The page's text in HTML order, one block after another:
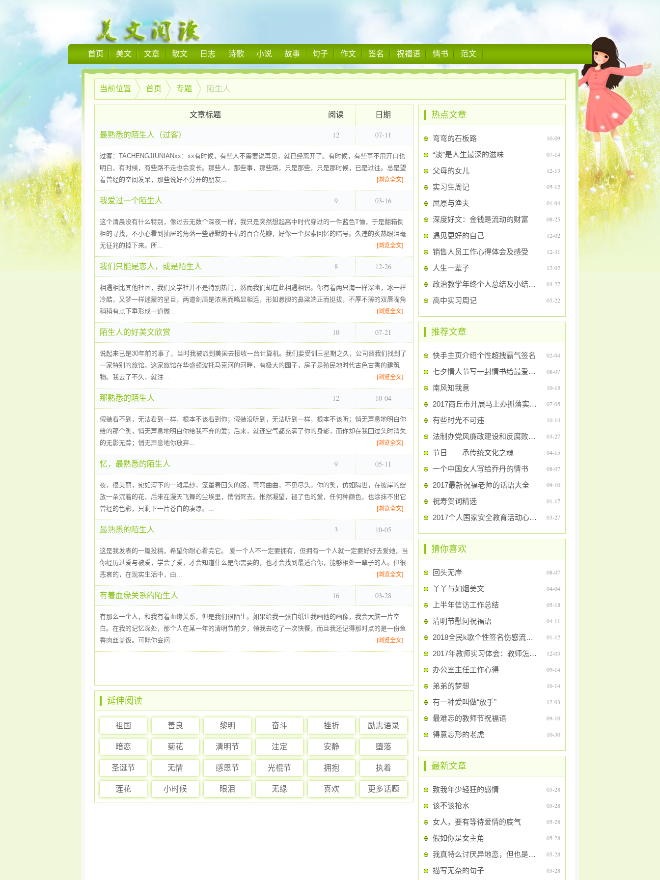
首页 美文 文章 散文 日志 诗歌 小说 故事 句子 作文 签名 祝福语 情书 范文
当前位置 首页 专题 陌生人
文章标题 阅读 日期
最熟悉的陌生人（过客） 12 07-11
过客：TACHENGJIUNIANxx：xx有时候，有些人不需要说再见，就已经离开了。有时候，有些事不用开口也
明白，有时候，有些路不走也会变长。那些人，那些事，那些路，只是那些，只是那时候，已是过往。总是望
着曾经的空间发呆，那些说好不分开的朋友...
[浏览全文]
我爱过一个陌生人 9 03-16
这个清晨没有什么特别，像过去无数个深夜一样，我只是突然想起高中时代穿过的一件蓝色T恤，于是翻箱倒
柜的寻找，不小心看到抽屉的角落一些静默的干枯的百合花瓣，好像一个探索回忆的暗号。久违的炙热眼泪毫
无征兆的掉下来。所...
[浏览全文]
我们只能是恋人，或是陌生人 8 12-26
相遇相比其他社团，我们文学社并不是特别热门，然而我们却在此相遇相识。你有着两只海一样深幽，冰一样
冷酷，又梦一样迷蒙的星目，两道剑眉是浓黑而略显相连，形如悬胆的鼻梁端正而挺拔，不厚不薄的双唇嘴角
稍稍有点下垂形成一道微...
[浏览全文]
陌生人的好美文欣赏 10 07-21
说起来已是30年前的事了，当时我被派到美国去接收一台计算机。我们要受训三星期之久，公司替我们找到了
一家特别的旅馆。这家旅馆在华盛顿波托马克河的河畔，有极大的园子，房子是殖民地时代古色古香的建筑
物。我去了不久，就注...
[浏览全文]
那熟悉的陌生人 12 10-04
假装看不到，无法看到一样，根本不该看到你；假装没听到，无法听到一样，根本不该听；悄无声息地明白你
给的那个笑，悄无声息地明白你给我不弃的爱；后来，就连空气都充满了你的身影，而你却在我回过头时消失
的无影无踪；悄无声息地你放弃...
[浏览全文]
忆，最熟悉的陌生人 9 05-11
夜，很美丽，宛如泻下的一滩黑纱，笼罩着回头的路，弯弯曲曲，不见尽头。你的笑，仿如隔世，在彼岸的绽
放一朵沉着的花，后来在漫天飞舞的尘埃里，悄悄死去。怅然凝望，褪了色的爱，任何种颜色，也涂抹不出它
曾经的色彩，只剩下一片苍白的凄凉。...
[浏览全文]
最熟悉的陌生人 3 10-05
这是我发表的一篇投稿，希望你耐心看完它。 爱一个人不一定要拥有，但拥有一个人就一定要好好去爱她，当
你经历过爱与被爱，学会了爱，才会知道什么是你需要的，也才会找到最适合你，能够相处一辈子的人。但很
悲哀的，在现实生活中，由...
[浏览全文]
有着血缘关系的陌生人 16 03-28
有那么一个人，和我有着血缘关系，但是我们很陌生。如果给我一张白纸让我画他的画像，我会大脑一片空
白。在我的记忆深处，那个人在某一年的清明节前夕，领我去吃了一次快餐，而且我还记得那时点的是一份鱼
香肉丝盖饭。可能你会问...
[浏览全文]
延伸阅读
祖国 善良 黎明 奋斗 挫折 励志语录
暗恋 菊花 清明节 注定 安静 堕落
圣诞节 无情 感恩节 光棍节 拥抱 执着
莲花 小时候 眼泪 无缘 喜欢 更多话题
热点文章
弯弯的石板路 10-09
“淡”是人生最深的滋味 07-14
父母的女儿 12-13
实习生周记 05-12
屈原与渔夫 01-04
深度好文：金钱是流动的财富 08-25
遇见更好的自己 12-02
销售人员工作心得体会及感受 12-31
人生一辈子 12-02
政治教学年终个人总结及小结实例 03-27
高中实习周记 05-22
推荐文章
快手主页介绍个性超拽霸气签名 02-04
七夕情人节写一封情书给最爱的人 08-07
南风知我意 10-15
2017商丘市开展马上办抓落实演讲稿 07-05
有些时光不可违 10-14
法制办党风廉政建设和反腐败工作总结及小结 03-27
节日——承传统文化之魂 04-15
一个中国女人写给乔丹的情书 08-07
2017最新祝福老师的话语大全 09-10
祝寿贺词精选 01-17
2017个人国家安全教育活动心得体会及感受 03-27
猜你喜欢
回头无岸 08-07
丫丫与如烟美文 04-04
上半年信访工作总结 05-18
清明节慰问祝福语 04-11
2018全民k歌个性签名伤感流泪的 01-12
2017年教师实习体会：教师怎样备课 12-03
办公室主任工作心得 09-14
弟弟的梦想 10-14
有一种爱叫做“放手” 12-03
最难忘的教师节祝福语 09-10
得意忘形的老虎 10-30
最新文章
致我年少轻狂的感情 05-28
该不该抢水 05-28
女人，要有等待爱情的底气 05-28
假如你是女主角 05-28
我真特么讨厌异地恋，但也是真的喜欢 05-28
描写无奈的句子 05-28